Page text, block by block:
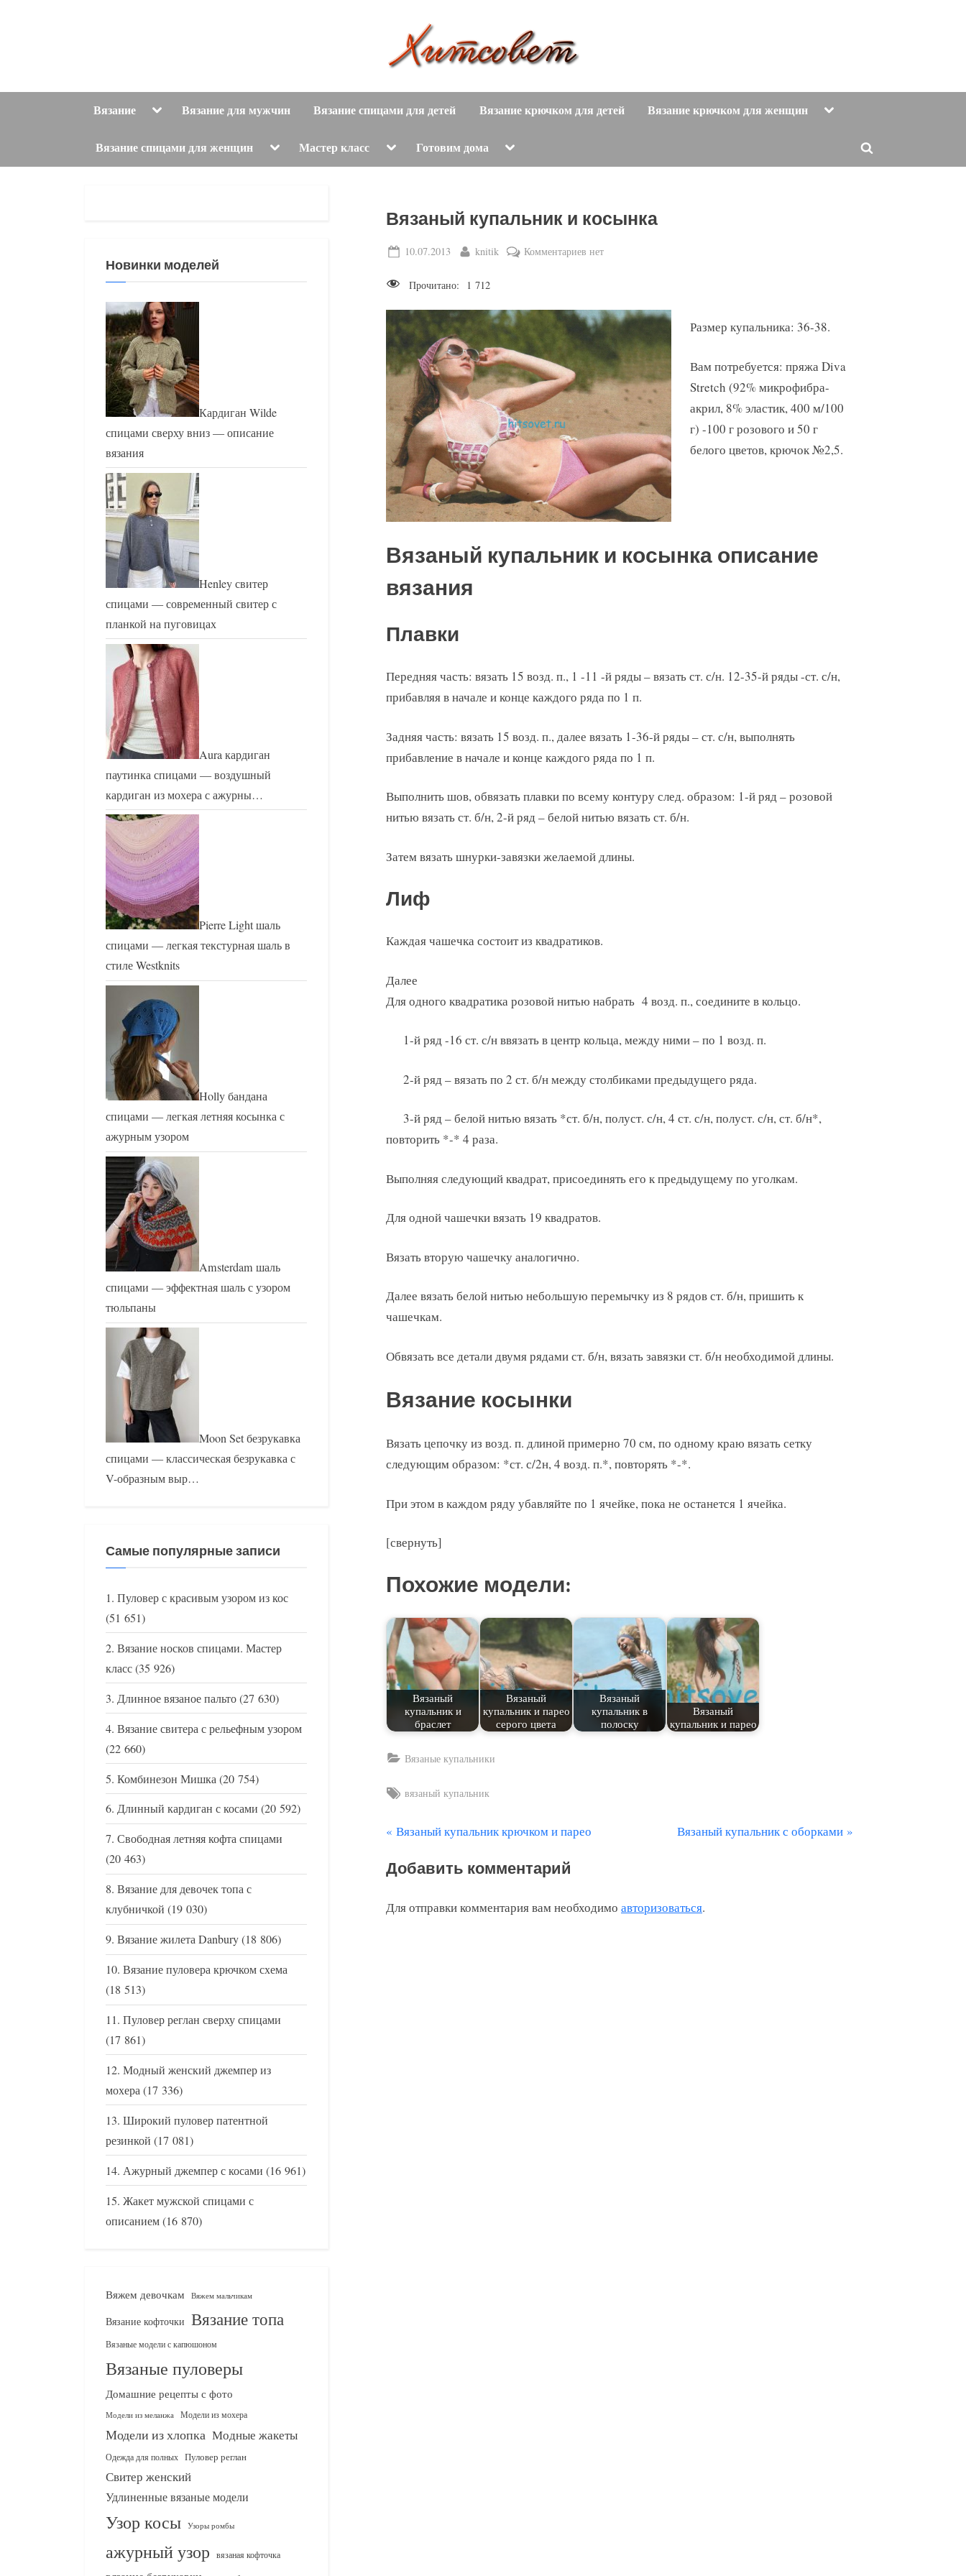
и
т
о
в
е
т
вязание
с
описанием
и
Вязание ToggleВязание для мужчин Вязание спицами для детей Вязание крючком для детей Вязание крючком для женщин Toggle
Вязание спицами для женщин Toggle
menu
Мастер класс Toggle
menu
Готовим дома Toggle
menu
Toggle
Вязаный купальник и косынка
Posted
10.07.2013 By
knitik Комментариев к
и
косынка
нет
Прочитано: 1 712
Размер купальника: 36-38.
Вам потребуется: пряжа Diva
Stretch (92% микрофибра-
акрил, 8% эластик, 400 м/100
г) -100 г розового и 50 г
белого цветов, крючок №2,5.
Вязаный купальник и косынка описание
вязания
Плавки
Передняя часть: вязать 15 возд. п., 1 -11 -й ряды – вязать ст. с/н. 12-35-й ряды -ст. с/н,
прибавляя в начале и конце каждого ряда по 1 п.
Задняя часть: вязать 15 возд. п., далее вязать 1-36-й ряды – ст. с/н, выполнять
прибавление в начале и конце каждого ряда по 1 п.
Выполнить шов, обвязать плавки по всему контуру след. образом: 1-й ряд – розовой
нитью вязать ст. б/н, 2-й ряд – белой нитью вязать ст. б/н.
Затем вязать шнурки-завязки желаемой длины.
Лиф
Каждая чашечка состоит из квадратиков.
Далее
Для одного квадратика розовой нитью набрать 4 возд. п., соедините в кольцо.
1-й ряд -16 ст. с/н ввязать в центр кольца, между ними – по 1 возд. п.
2-й ряд – вязать по 2 ст. б/н между столбиками предыдущего ряда.
3-й ряд – белой нитью вязать *ст. б/н, полуст. с/н, 4 ст. с/н, полуст. с/н, ст. б/н*,
повторить *-* 4 раза.
Выполняя следующий квадрат, присоединять его к предыдущему по уголкам.
Для одной чашечки вязать 19 квадратов.
Вязать вторую чашечку аналогично.
Далее вязать белой нитью небольшую перемычку из 8 рядов ст. б/н, пришить к
чашечкам.
Обвязать все детали двумя рядами ст. б/н, вязать завязки ст. б/н необходимой длины.
Вязание косынки
Вязать цепочку из возд. п. длиной примерно 70 см, по одному краю вязать сетку
следующим образом: *ст. с/2н, 4 возд. п.*, повторять *-*.
При этом в каждом ряду убавляйте по 1 ячейке, пока не останется 1 ячейка.
[свернуть]
Похожие модели:
Вязаный
купальник и
браслет
Вязаный
купальник и парео
серого цвета
Вязаный
купальник в
полоску
Вязаный
купальник и парео
Вязаные купальники
Tags:
вязаный купальник
Навигация
по
записям
П
е
ы
Вязаный купальник крючком и парео
С
у
Вязаный купальник с оборками
Добавить комментарий
Для отправки комментария вам необходимо авторизоваться.
Новинки моделей
Кардиган Wilde
спицами сверху вниз — описание
вязания
Henley свитер
спицами — современный свитер с
планкой на пуговицах
Aura кардиган
паутинка спицами — воздушный
кардиган из мохера с ажурны…
Pierre Light шаль
спицами — легкая текстурная шаль в
стиле Westknits
Holly бандана
спицами — легкая летняя косынка с
ажурным узором
Amsterdam шаль
спицами — эффектная шаль с узором
тюльпаны
Moon Set безрукавка
спицами — классическая безрукавка с
V-образным выр…
Самые популярные записи
Пуловер с красивым узором из кос
(51 651)
Вязание носков спицами. Мастер
класс(35 926)
Длинное вязаное пальто(27 630)
Вязание свитера с рельефным узором
(22 660)
Комбинезон Мишка(20 754)
Длинный кардиган с косами (20 592)
Свободная летняя кофта спицами
(20 463)
Вязание для девочек топа с
клубничкой (19 030)
Вязание жилета Danbury(18 806)
Вязание пуловера крючком схема
(18 513)
Пуловер реглан сверху спицами
(17 861)
Модный женский джемпер из
мохера(17 336)
Широкий пуловер патентной
резинкой (17 081)
Ажурный джемпер с косами (16 961)
Жакет мужской спицами с
описанием(16 870)
Вяжем девочкам Вяжем мальчикам
Вязание кофточки Вязание топа
Вязаные модели с капюшоном
Вязаные пуловеры
Домашние рецепты с фото
Модели из меланжа Модели из мохера
Модели из хлопка Модные жакеты
Одежда для полных Пуловер реглан
Свитер женский
Удлиненные вязаные модели
Узор косы Узоры ромбы
ажурный узор вязаная кофточка